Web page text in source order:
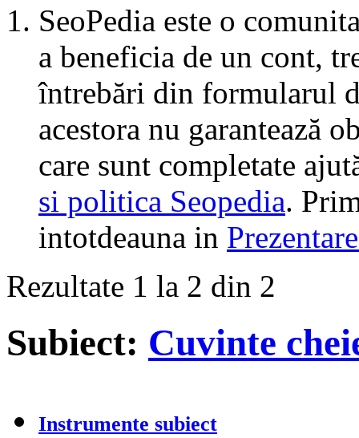
SeoPedia este o
a beneficia de un cont,
întrebări din formularul
acestora nu garantează
care sunt completate
si politica Seopedia.
intotdeauna in
Rezultate 1 la 2 din 2
Subiect: Cuvinte
Instrumente subiect